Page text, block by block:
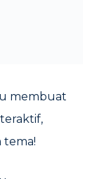
membuat
tema!